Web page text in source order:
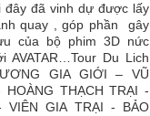
đây đã vinh dự được lấy
quay , góp phần gây
của bộ phim 3D nức
AVATAR…Tour Du Lich
GIA GIỚI – VŨ
HOÀNG THẠCH TRẠI -
VIÊN GIA TRẠI - BẢO